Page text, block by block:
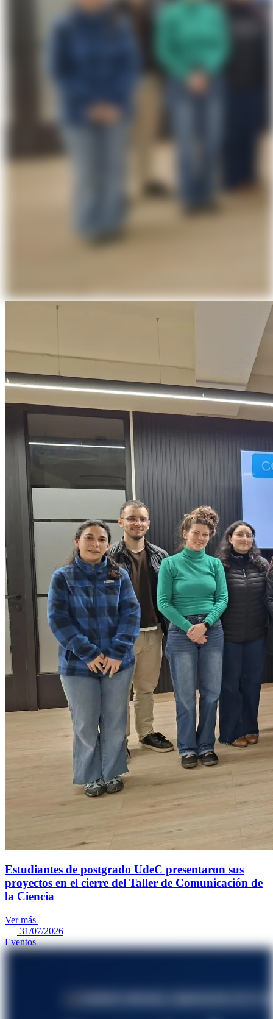
Estudiantes de postgrado UdeC presentaron sus
proyectos en el cierre del Taller de Comunicación de
la Ciencia
Ver más
31/07/2026
Eventos